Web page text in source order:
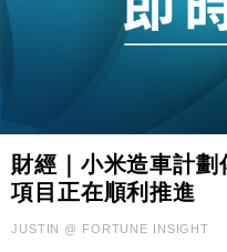
財經｜小米造車計
項目正在順利推進
JUSTIN @ FORTUNE INSIGHT